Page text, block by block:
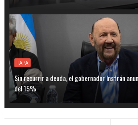
TAPA
Sin recurrir a deuda, el gobernador Insfrán
del 15%